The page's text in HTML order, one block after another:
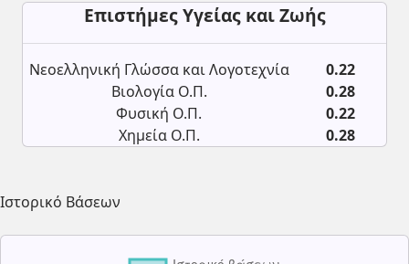
Επιστήμες Υγείας και Ζωής
Νεοελληνική Γλώσσα και Λογοτεχνία
0.22
Βιολογία Ο.Π.
0.28
Φυσική Ο.Π.
0.22
Χημεία Ο.Π.
0.28
Ιστορικό Βάσεων